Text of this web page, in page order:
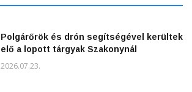
Polgárőrök és drón segítségével kerültek
elő a lopott tárgyak Szakonynál
2026.07.23.